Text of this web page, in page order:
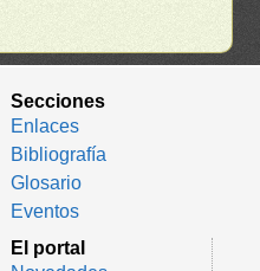
Secciones
Enlaces
Bibliografía
Glosario
Eventos
El portal